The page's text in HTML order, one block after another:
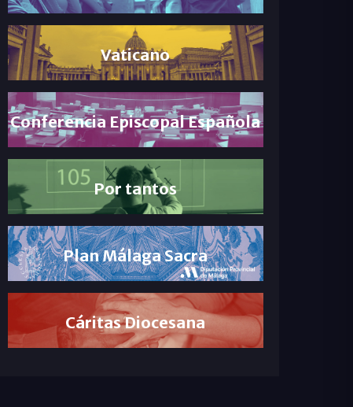
Vaticano
Conferencia Episcopal Española
Por tantos
Plan Málaga Sacra
Cáritas Diocesana